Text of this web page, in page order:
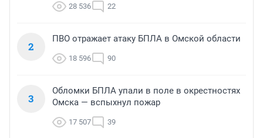
28 536 22
2
ПВО отражает атаку БПЛА в Омской области
18 596 90
3
Обломки БПЛА упали в поле в окрестностях
Омска — вспыхнул пожар
17 507 39